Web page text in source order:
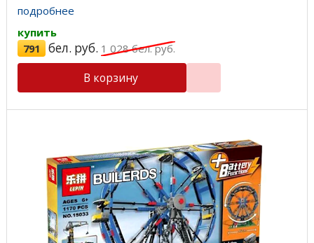
подробнее
купить
791 бел. руб. 1 028бел. руб.
В корзину